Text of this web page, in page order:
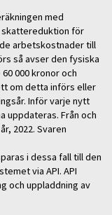
med
för
arbetskostnader till
så avser den fysiska
000 kronor och
om detta införs eller
Inför varje nytt
uppdateras. Från och
2022. Svaren
i dessa fall till den
via API. API
och uppladdning av